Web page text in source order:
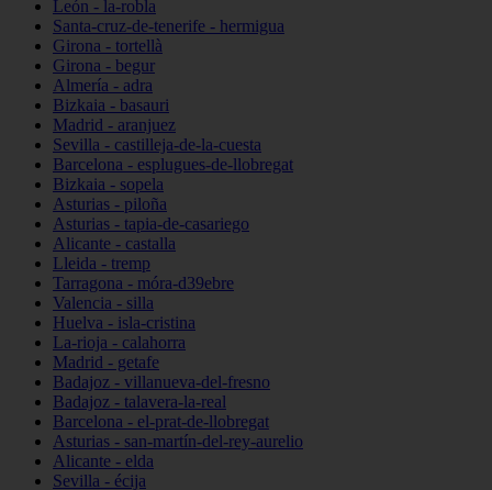
León - la-robla
Santa-cruz-de-tenerife - hermigua
Girona - tortellà
Girona - begur
Almería - adra
Bizkaia - basauri
Madrid - aranjuez
Sevilla - castilleja-de-la-cuesta
Barcelona - esplugues-de-llobregat
Bizkaia - sopela
Asturias - piloña
Asturias - tapia-de-casariego
Alicante - castalla
Lleida - tremp
Tarragona - móra-d39ebre
Valencia - silla
Huelva - isla-cristina
La-rioja - calahorra
Madrid - getafe
Badajoz - villanueva-del-fresno
Badajoz - talavera-la-real
Barcelona - el-prat-de-llobregat
Asturias - san-martín-del-rey-aurelio
Alicante - elda
Sevilla - écija